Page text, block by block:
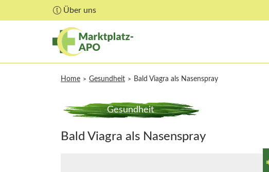
Über uns
Home > Gesundheit > Bald Viagra als Nasenspray
Gesundheit
Bald Viagra als Nasenspray